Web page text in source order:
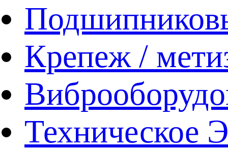
Крепеж /
Техническое